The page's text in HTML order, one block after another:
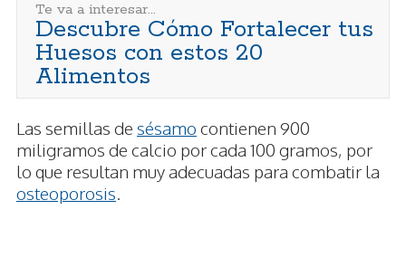
Te va a interesar...
Descubre Cómo Fortalecer tus
Huesos con estos 20
Alimentos
Las semillas de sésamo contienen 900
miligramos de calcio por cada 100 gramos, por
lo que resultan muy adecuadas para combatir la
osteoporosis.